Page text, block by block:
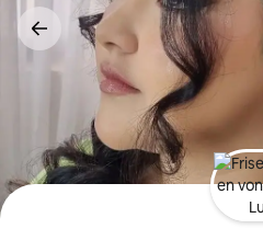
Inhalten
springen